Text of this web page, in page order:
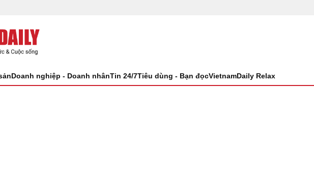
Doanh nghiệp - Doanh nhânTin 24/7Tiêu dùng - Bạn đọcVietnamDaily Relax